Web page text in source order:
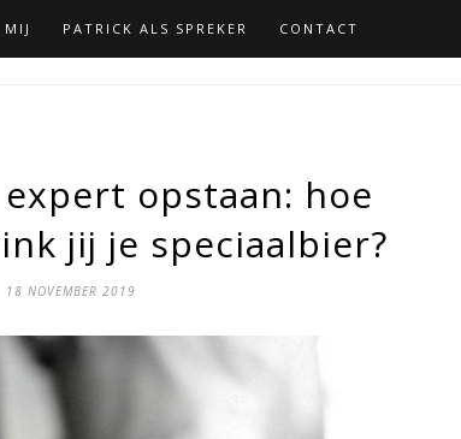
MIJ PATRICK ALS SPREKER CONTACT
opstaan: hoe
jij je speciaalbier?
18 NOVEMBER 2019